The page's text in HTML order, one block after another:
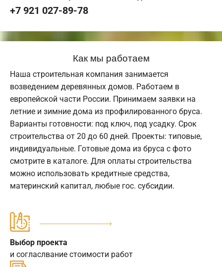
+7 921 027-89-78
Как мы работаем
Наша строительная компания занимается
возведением деревянных домов. Работаем в
европейской части России. Принимаем заявки на
летние и зимние дома из профилированного бруса.
Варианты готовности: под ключ, под усадку. Срок
строительства от 20 до 60 дней. Проекты: типовые,
индивидуальные. Готовые дома из бруса с фото
смотрите в каталоге. Для оплаты строительства
можно использовать кредитные средства,
материнский капитал, любые гос. субсидии.
Выбор проекта
и согласлвание стоимости работ